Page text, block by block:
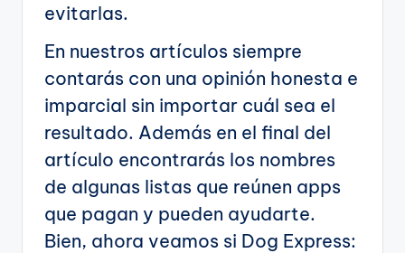
evitarlas.
En nuestros artículos siempre
contarás con una opinión honesta e
imparcial sin importar cuál sea el
resultado. Además en el final del
artículo encontrarás los nombres
de algunas listas que reúnen apps
que pagan y pueden ayudarte.
Bien, ahora veamos si Dog Express: